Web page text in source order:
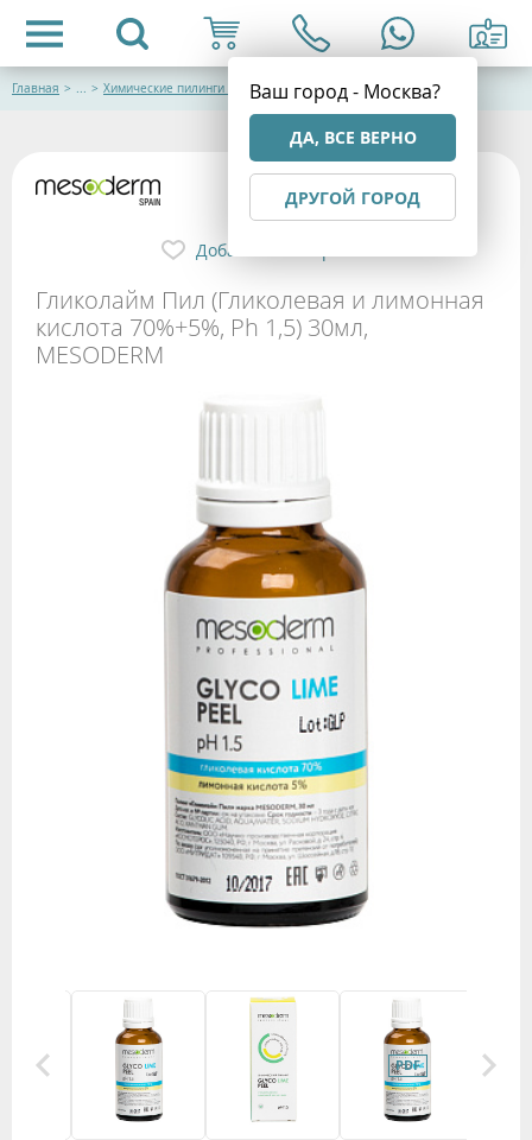
Ваш город - Москва?
ДА, ВСЕ ВЕРНО
ДРУГОЙ ГОРОД
Главная > ... > Химические пилинги Mesoderm
Гликолайм Пил (Гликолевая и лимонная
кислота 70%+5%, Ph 1,5) 30мл,
MESODERM
Добавить в избранное